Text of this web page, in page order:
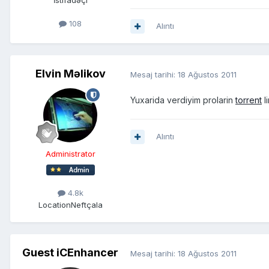
108 Alıntı
Elvin Məlikov
Administrator
4.8k
LocationNeftçala
Mesaj tarihi: 18 Ağustos 2011
Yuxarida verdiyim prolarintorrent
Alıntı
Guest iCEnhancer Mesaj tarihi: 18 Ağustos 2011